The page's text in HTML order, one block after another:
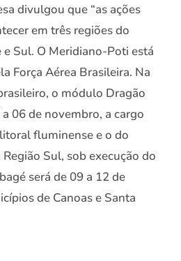
divulgou que “as ações
em três regiões do
e Sul. O Meridiano-Poti está
Força Aérea Brasileira. Na
o módulo Dragão
06 de novembro, a cargo
fluminense e o do
Sul, sob execução do
será de 09 a 12 de
de Canoas e Santa